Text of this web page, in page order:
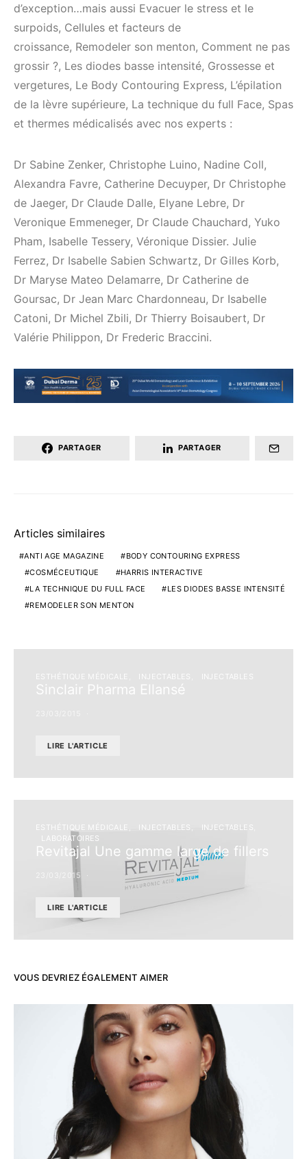
d’exception…mais aussi Evacuer le stress et le
surpoids, Cellules et facteurs de
croissance, Remodeler son menton, Comment ne pas
grossir ?, Les diodes basse intensité, Grossesse et
vergetures, Le Body Contouring Express, L’épilation
de la lèvre supérieure, La technique du full Face, Spas
et thermes médicalisés avec nos experts :
Dr Sabine Zenker, Christophe Luino, Nadine Coll,
Alexandra Favre, Catherine Decuyper, Dr Christophe
de Jaeger, Dr Claude Dalle, Elyane Lebre, Dr
Veronique Emmeneger, Dr Claude Chauchard, Yuko
Pham, Isabelle Tessery, Véronique Dissier. Julie
Ferrez, Dr Isabelle Sabien Schwartz, Dr Gilles Korb,
Dr Maryse Mateo Delamarre, Dr Catherine de
Goursac, Dr Jean Marc Chardonneau, Dr Isabelle
Catoni, Dr Michel Zbili, Dr Thierry Boisaubert, Dr
Valérie Philippon, Dr Frederic Braccini.
PARTAGER PARTAGER
Articles similaires
ANTI AGE MAGAZINE
BODY CONTOURING EXPRESS
COSMÉCEUTIQUE
HARRIS INTERACTIVE
LA TECHNIQUE DU FULL FACE
LES DIODES BASSE INTENSITÉ
REMODELER SON MENTON
ESTHÉTIQUE MÉDICALE INJECTABLES INJECTABLES
Sinclair Pharma Ellansé
LIRE L'ARTICLE
ESTHÉTIQUE MÉDICALE INJECTABLES
INJECTABLES
LABORATOIRES
Revitajal Une gamme large de fillers
23/03/2015
LIRE L'ARTICLE
VOUS DEVRIEZ ÉGALEMENT AIMER